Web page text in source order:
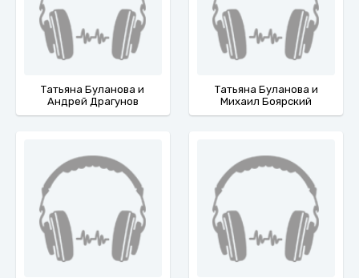
Татьяна Буланова и
Андрей Драгунов
Татьяна Буланова и
Михаил Боярский